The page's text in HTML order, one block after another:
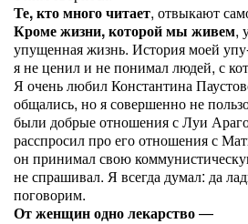
Те, кто много читает, отвыкают
Кроме жизни, которой мы живем,
упущенная жизнь. История моей
я не ценил и не понимал людей, с
Я очень любил Константина
общались, но я совершенно не
были добрые отношения с Луи
расспросил про его отношения с
он принимал свою
не спрашивал. Я всегда думал: да
поговорим.
От женщин одно лекарство—